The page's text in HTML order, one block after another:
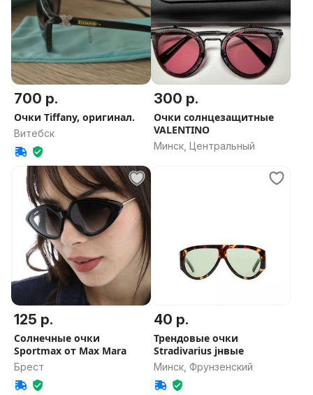
700 р.
Очки Tiffany, оригинал.
Витебск
300 р.
Очки солнцезащитные
VALENTINO
Минск, Центральный
125 р.
Солнечные очки
Sportmax от Max Mara
Брест
40 р.
Трендовые очки
Stradivarius jнвые
Минск, Фрунзенский